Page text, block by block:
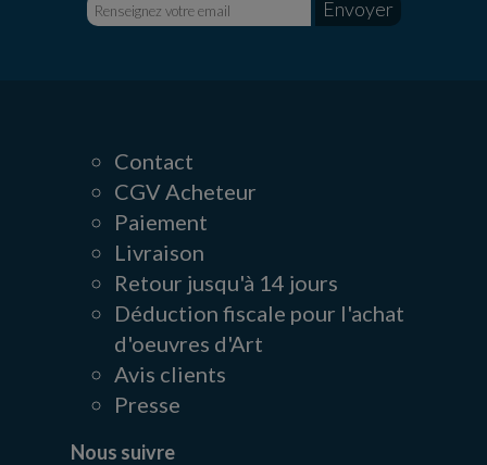
Contact
CGV Acheteur
Paiement
Livraison
Retour jusqu'à 14 jours
Déduction fiscale pour l'achat
d'oeuvres d'Art
Avis clients
Presse
Nous suivre